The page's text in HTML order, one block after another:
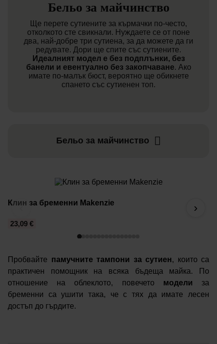
Бельо за майчинство
Ще перете сутиените за кърмачки по-често,
отколкото сте свикнали. Нуждаете се от поне
два, най-добре три сутиена, за да можете да ги
редувате. Дори ще спите със сутиените.
Идеалният модел е без подплънки, без
банели и евентуално без закопчаване. Ако
имате по-малък бюст, вероятно ще обикнете
спането със сутиенен топ.
Бельо за майчинство
‹
Клин за бременни Makenzie
23,09 €
›
Пробвайте памучните тампони за сутиен, които са
практичен помощник на всяка бъдеща майка. По
отношение на облеклото, повечето модели за
бременни са ушити така, че с тях да имате лесен
достъп до гърдите.